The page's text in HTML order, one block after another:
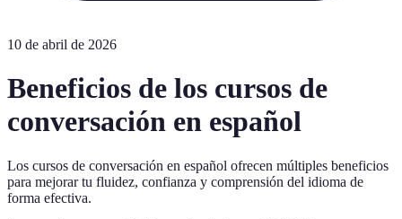
10 de abril de 2026
Beneficios de los cursos de
conversación en español
Los cursos de conversación en español ofrecen múltiples beneficios
para mejorar tu fluidez, confianza y comprensión del idioma de
forma efectiva.